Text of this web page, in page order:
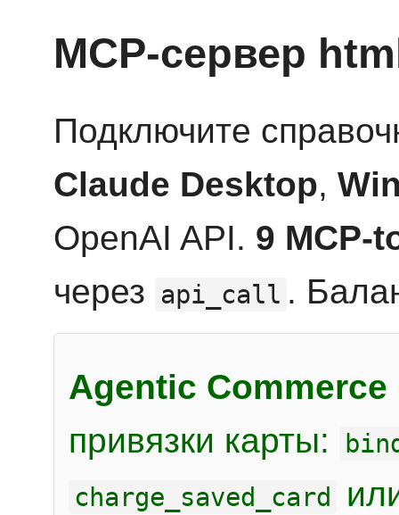
MCP-сервер
Подключите
Claude Desktop,
OpenAI API. 9 MCP-
через api_call .
Agentic Commerce
привязки карты:
charge_saved_card